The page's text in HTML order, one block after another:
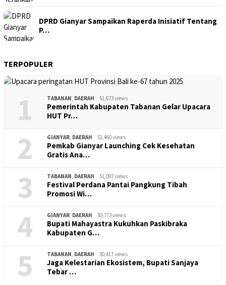
DPRD Gianyar Sampaikan Raperda Inisiatif Tentang
P…
TERPOPULER
1 TABANAN, DAERAH 51,673 views
Pemerintah Kabupaten Tabanan Gelar Upacara
HUT Pr…
2 GIANYAR, DAERAH 51,460 views
Pemkab Gianyar Launching Cek Kesehatan
Gratis Ana…
3 TABANAN, DAERAH 51,097 views
Festival Perdana Pantai Pangkung Tibah
Promosi Wi…
4 GIANYAR, DAERAH 50,773 views
Bupati Mahayastra Kukuhkan Paskibraka
Kabupaten G…
5 TABANAN, DAERAH 50,417 views
Jaga Kelestarian Ekosistem, Bupati Sanjaya
Tebar …